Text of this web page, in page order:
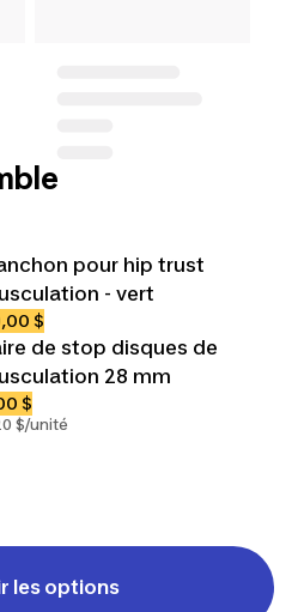
pour hip trust
- vert
$
de stop disques de
28 mm
$
$/unité
les options